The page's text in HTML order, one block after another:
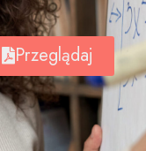
Przeglądaj